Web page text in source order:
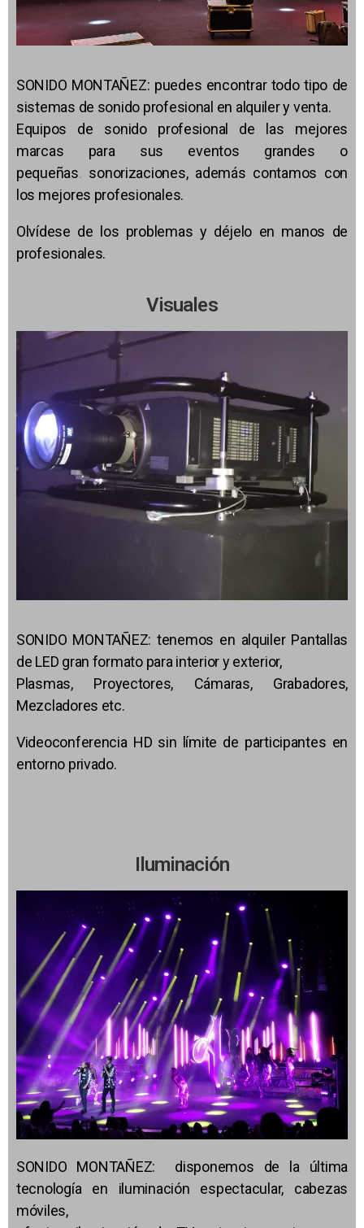
SONIDO MONTAÑEZ: puedes encontrar todo tipo de
sistemas de sonido profesional en alquiler y venta.
Equipos de sonido profesional de las mejores
marcas para sus eventos grandes o
pequeñas. sonorizaciones, además contamos con
los mejores profesionales.
Olvídese de los problemas y déjelo en manos de
profesionales.
Visuales
SONIDO MONTAÑEZ: tenemos en alquiler Pantallas
de LED gran formato para interior y exterior,
Plasmas, Proyectores, Cámaras, Grabadores,
Mezcladores etc.
Videoconferencia HD sin límite de participantes en
entorno privado.
Iluminación
SONIDO MONTAÑEZ: disponemos de la última
tecnología en iluminación espectacular, cabezas
móviles,